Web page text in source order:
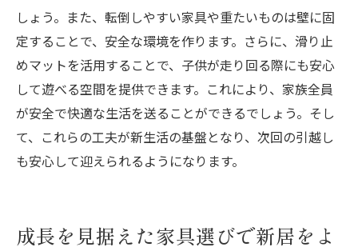
しょう。また、転倒しやすい家具や重たいものは壁に固
定することで、安全な環境を作ります。さらに、滑り止
めマットを活用することで、子供が走り回る際にも安心
して遊べる空間を提供できます。これにより、家族全員
が安全で快適な生活を送ることができるでしょう。そし
て、これらの工夫が新生活の基盤となり、次回の引越し
も安心して迎えられるようになります。
成長を見据えた家具選びで新居をよ